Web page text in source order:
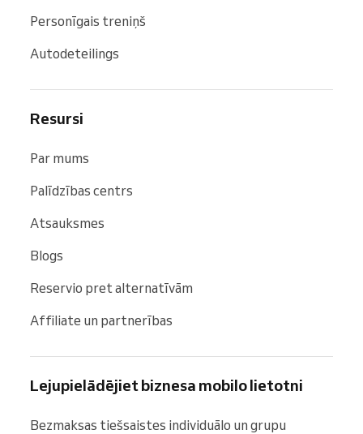
Personīgais treniņš
Autodeteilings
Resursi
Par mums
Palīdzības centrs
Atsauksmes
Blogs
Reservio pret alternatīvām
Affiliate un partnerības
Lejupielādējiet biznesa mobilo lietotni
Bezmaksas tiešsaistes individuālo un grupu